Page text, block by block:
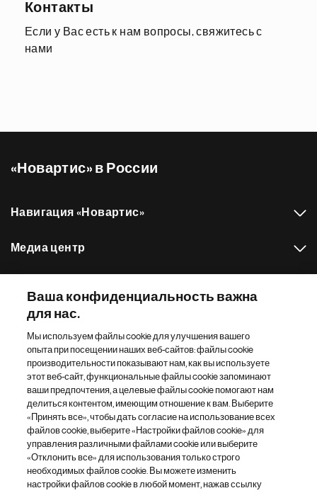
Контакты
Если у Вас есть к нам вопросы, свяжитесь с
нами
«Новартис» в России
Навигация «Новартис»
Медиа центр
Другие сайты «Новартис»
Footer Site Search
Footer
Bottom
© 2026 Novartis AG
Политика конфиденциальности Правила использования
Ваша конфиденциальность важна
для нас.
Мы используем файлы cookie для улучшения вашего
опыта при посещении наших веб-сайтов: файлы cookie
производительности показывают нам, как вы используете
этот веб-сайт, функциональные файлы cookie запоминают
ваши предпочтения, а целевые файлы cookie помогают нам
делиться контентом, имеющим отношение к вам. Выберите
«Принять все», чтобы дать согласие на использование всех
файлов cookie, выберите «Настройки файлов cookie» для
управления различными файлами cookie или выберите
«Отклонить все» для использования только строго
необходимых файлов cookie. Вы можете изменить
настройки файлов cookie в любой момент, нажав ссылку